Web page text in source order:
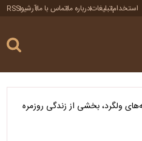
استخدامتبلیغاتدرباره ماتماس با ماآرشیوRSS
ولگرد، بخشی از زندگی روزمره